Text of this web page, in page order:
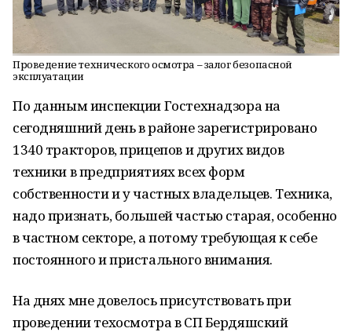
Проведение технического осмотра – залог безопасной
эксплуатации
По данным инспекции Гостехнадзора на
сегодняшний день в районе зарегистрировано
1340 тракторов, прицепов и других видов
техники в предприятиях всех форм
собственности и у частных владельцев. Техника,
надо признать, большей частью старая, особенно
в частном секторе, а потому требующая к себе
постоянного и пристального внимания.
На днях мне довелось присутствовать при
проведении техосмотра в СП Бердяшский